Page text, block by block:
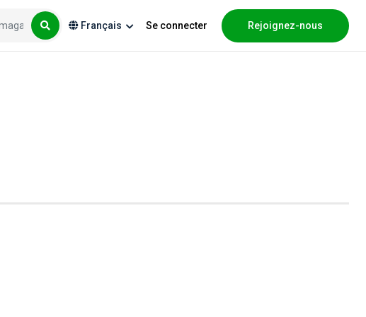
Français Se connecter Rejoignez-nous